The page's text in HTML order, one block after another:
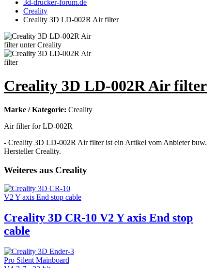
3d-drucker-forum.de
Creality
Creality 3D LD-002R Air filter
Creality 3D LD-002R Air filter
Marke / Kategorie: Creality
Air filter for LD-002R
- Creality 3D LD-002R Air filter ist ein Artikel vom Anbieter buw.
Hersteller Creality.
Weiteres aus Creality
Creality 3D CR-10 V2 Y axis End stop
cable